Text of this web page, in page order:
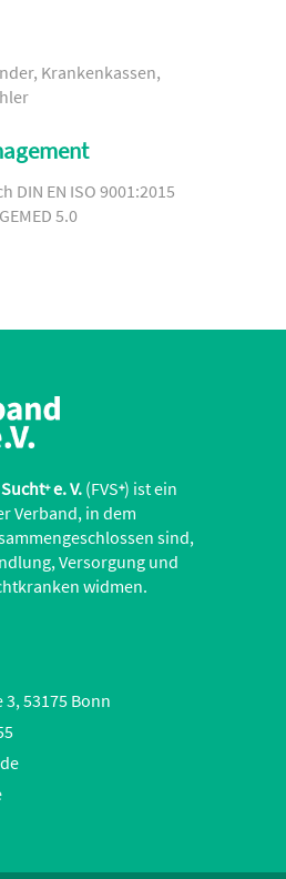
Krankenkassen,
DIN EN ISO 9001:2015
5.0
+e. V. (FVS+) ist ein
Verband, in dem
sind,
Versorgung und
widmen.
53175 Bonn